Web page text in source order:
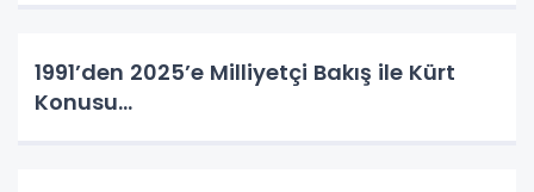
1991’den 2025’e Milliyetçi Bakış ile Kürt
Konusu…